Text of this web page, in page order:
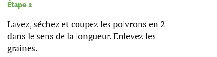
Étape 2
Lavez, séchez et coupez les poivrons en 2
dans le sens de la longueur. Enlevez les
graines.